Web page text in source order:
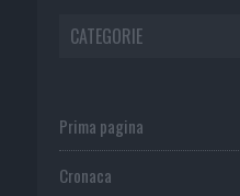
CATEGORIE
Prima pagina
Cronaca